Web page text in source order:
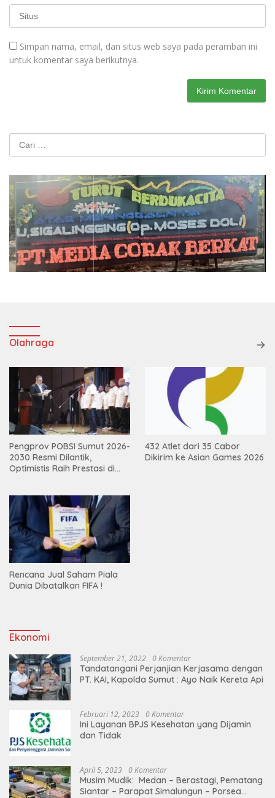
Simpan nama, email, dan situs web saya pada peramban ini
untuk komentar saya berikutnya.
Olahraga
Pengprov POBSI Sumut 2026-
2030 Resmi Dilantik,
Optimistis Raih Prestasi di
432 Atlet dari 35 Cabor
Dikirim ke Asian Games 2026
Rencana Jual Saham Piala
Dunia Dibatalkan FIFA !
Ekonomi
September 21, 2022 0 Komentar
Tandatangani Perjanjian Kerjasama dengan
PT. KAI, Kapolda Sumut : Ayo Naik Kereta Api
Februari 12, 2023 0 Komentar
Ini Layanan BPJS Kesehatan yang Dijamin
dan Tidak
April 5, 2023 0 Komentar
Musim Mudik: Medan – Berastagi, Pematang
Siantar – Parapat Simalungun – Porsea